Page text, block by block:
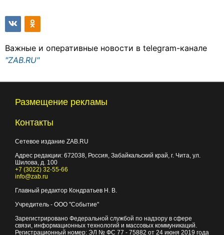
Важные и оперативные новости в telegram-канале
"ZAB.RU"
Размещение рекламы
Контакты
Сетевое издание ZAB.RU
Адрес редакции: 672038, Россия, Забайкальский край, г. Чита, ул.
Шилова, д. 100
+7 (3022) 32-55-66
info@zab.ru
Главный редактор Кондратьев Н. В.
Учредитель - ООО "Событие"
Зарегистрировано Федеральной службой по надзору в сфере
связи, информационных технологий и массовых коммуникаций.
Регистрационный номер: ЭЛ № ФС 77 - 75882 от 24 июня 2019 года